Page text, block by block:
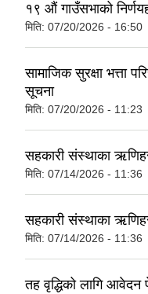
१९ औं गाउँसभाको
मिति: 07/20/2026 - 16:50
सामाजिक सुरक्षा भत्ता
सूचना
मिति: 07/20/2026 - 11:23
सहकारी संस्थाका
मिति: 07/14/2026 - 11:36
सहकारी संस्थाका
मिति: 07/14/2026 - 11:36
तह वृद्धिको लागि आवेदन